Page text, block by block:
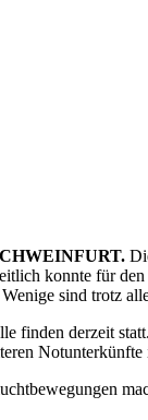
konnte für
sind trotz
finden derzeit statt.